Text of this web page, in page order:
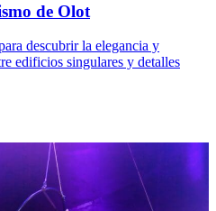
de Olot
descubrir la elegancia y
edificios singulares y detalles